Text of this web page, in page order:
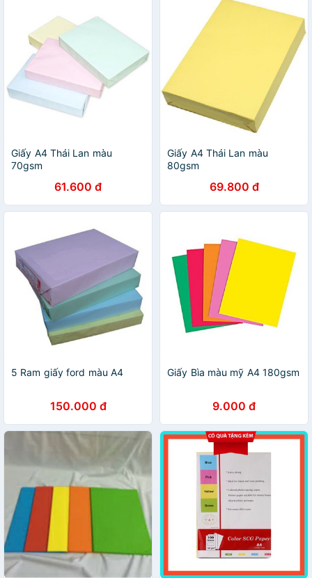
Giấy A4 Thái Lan màu
70gsm
61.600 đ
Giấy A4 Thái Lan màu
80gsm
69.800 đ
5 Ram giấy ford màu A4
150.000 đ
Giấy Bìa màu mỹ A4 180gsm
9.000 đ